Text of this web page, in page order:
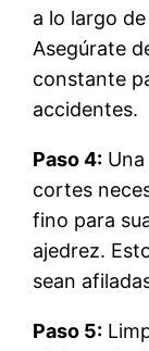
a lo largo
Asegúrate
constante
accidentes.
Paso 4:
cortes
fino para
ajedrez.
sean
Paso 5: